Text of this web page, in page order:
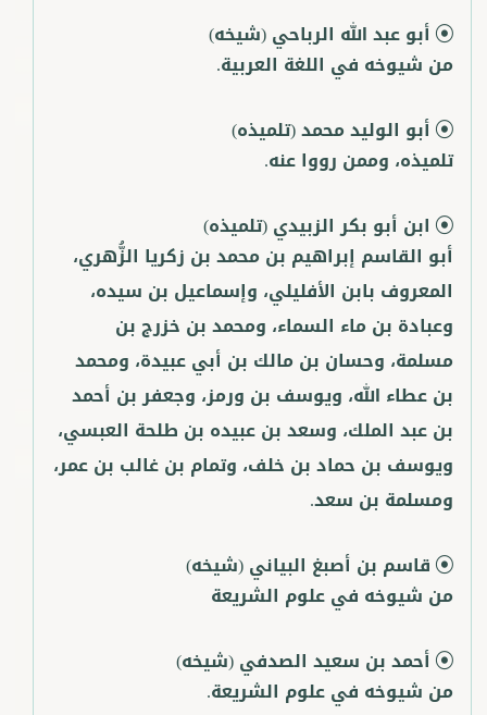
أبو عبد الله الرباحي(شيخه)
من شيوخه في اللغة العربية.
أبو الوليد محمد(تلميذه)
تلميذه، وممن رووا عنه.
ابن أبو بكر الزبيدي(تلميذه)
أبو القاسم إبراهيم بن محمد بن زكريا الزُّهري،
المعروف بابن الأفليلي، وإسماعيل بن سيده،
وعبادة بن ماء السماء، ومحمد بن خزرج بن
مسلمة، وحسان بن مالك بن أبي عبيدة، ومحمد
بن عطاء الله، ويوسف بن ورمز، وجعفر بن أحمد
بن عبد الملك، وسعد بن عبيده بن طلحة العبسي،
ويوسف بن حماد بن خلف، وتمام بن غالب بن عمر،
ومسلمة بن سعد.
قاسم بن أصبغ البياني(شيخه)
من شيوخه في علوم الشريعة
أحمد بن سعيد الصدفي(شيخه)
من شيوخه في علوم الشريعة.